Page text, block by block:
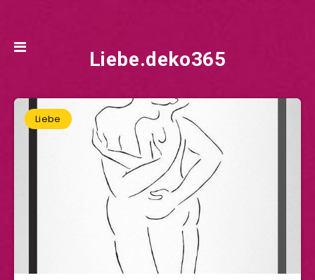
Liebe.deko365
Liebe